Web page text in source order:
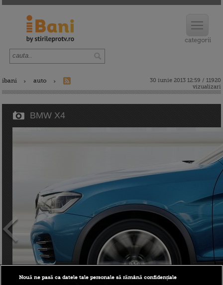
ibani auto
30 iunie 2013 12:59 / 11920
vizualizari
BMW X4
Nouă ne pasă ca datele tale personale să rămână confidențiale